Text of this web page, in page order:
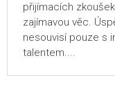
přijímacích
zajímavou věc.
nesouvisí pouze s
talentem....